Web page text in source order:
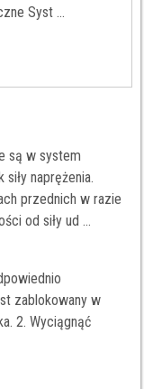
Syst ...
są w system
naprężenia.
przednich w razie
od siły ud ...
zablokowany w
2. Wyciągnąć